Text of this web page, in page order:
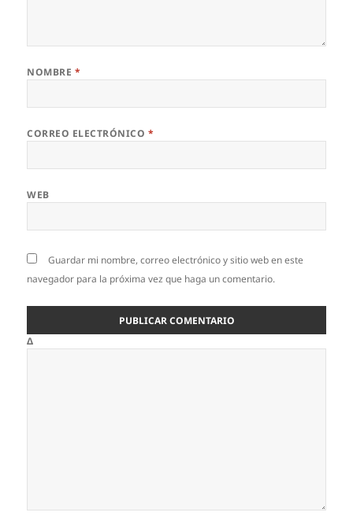
NOMBRE *
CORREO ELECTRÓNICO *
WEB
Guardar mi nombre, correo electrónico y sitio web en este
navegador para la próxima vez que haga un comentario.
Δ